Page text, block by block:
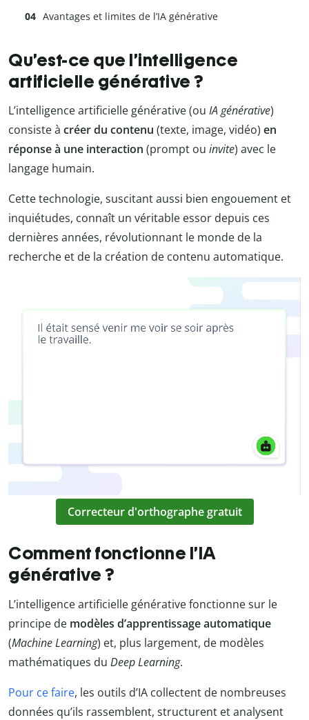
Avantages et limites de l’IA générative
Qu’est-ce que l’intelligence
artificielle générative ?
L’intelligence artificielle générative (ou IA générative)
consiste à créer du contenu (texte, image, vidéo) en
réponse à une interaction (prompt ou invite) avec le
langage humain.
Cette technologie, suscitant aussi bien engouement et
inquiétudes, connaît un véritable essor depuis ces
dernières années, révolutionnant le monde de la
recherche et de la création de contenu automatique.
Correcteur d'orthographe gratuit
Comment fonctionne l’IA
générative ?
L’intelligence artificielle générative fonctionne sur le
principe de modèles d’apprentissage automatique
(Machine Learning) et, plus largement, de modèles
mathématiques du Deep Learning.
Pour ce faire, les outils d’IA collectent de nombreuses
données qu’ils rassemblent, structurent et analysent